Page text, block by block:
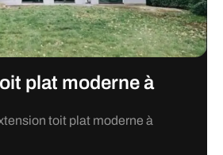
plat moderne à
toit plat moderne à